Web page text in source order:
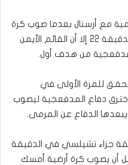
مع أرسنال بعدما صوب كرة
رائعة من داخل منطقة الجزاء في الدقيقة 22 إلا أن القائم الأيمن
من هدف أول.
للمرة الأولى في
اخترق دفاع المدفعجية ليصوب
الدفاع عن المرمى.
جزاء تشيلسي في الدقيقة
قبل أن يصوب كرة أرضية أمسك